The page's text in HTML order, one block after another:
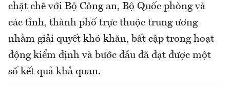
chặt chẽ với Bộ Công an, Bộ Quốc phòng và
các tỉnh, thành phố trực thuộc trung ương
nhằm giải quyết khó khăn, bất cập trong hoạt
động kiểm định và bước đầu đã đạt được một
số kết quả khả quan.